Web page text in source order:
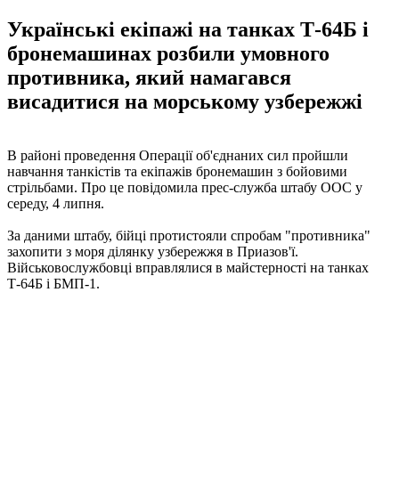
Українські екіпажі на танках Т-64Б і
бронемашинах розбили умовного
противника, який намагався
висадитися на морському узбережжі
В районі проведення Операції об'єднаних сил пройшли
навчання танкістів та екіпажів бронемашин з бойовими
стрільбами. Про це повідомила прес-служба штабу ООС у
середу, 4 липня.
За даними штабу, бійці протистояли спробам "противника"
захопити з моря ділянку узбережжя в Приазов'ї.
Військовослужбовці вправлялися в майстерності на танках
Т-64Б і БМП-1.